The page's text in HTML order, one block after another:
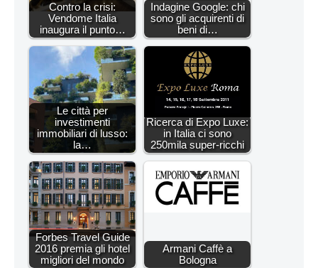
Contro la crisi:
Vendome Italia
inaugura il punto…
Indagine Google: chi
sono gli acquirenti di
beni di…
Le città per
investimenti
immobiliari di lusso:
la…
Ricerca di Expo Luxe:
in Italia ci sono
250mila super-ricchi
Forbes Travel Guide
2016 premia gli hotel
migliori del mondo
Armani Caffè a
Bologna